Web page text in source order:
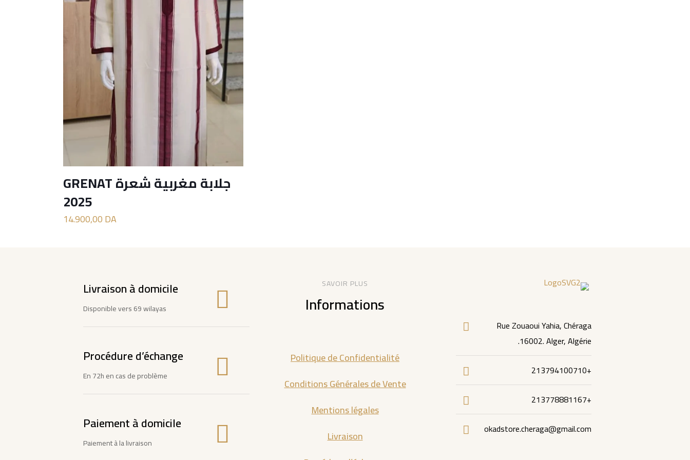
جلابة مغربية شعرة GRENAT
2025
14.900,00DA
Rue Zouaoui Yahia, Chéraga
16002. Alger, Algérie.
+213794100710
+213778881167
okadstore.cheraga@gmail.com
SAVOIR PLUS
Informations
Politique de Confidentialité
Conditions Générales de Vente
Mentions légales
Livraison
Livraison à domicile
Disponible vers 69 wilayas
Procédure d’échange
En 72h en cas de problème
Paiement à domicile
Paiement à la livraison